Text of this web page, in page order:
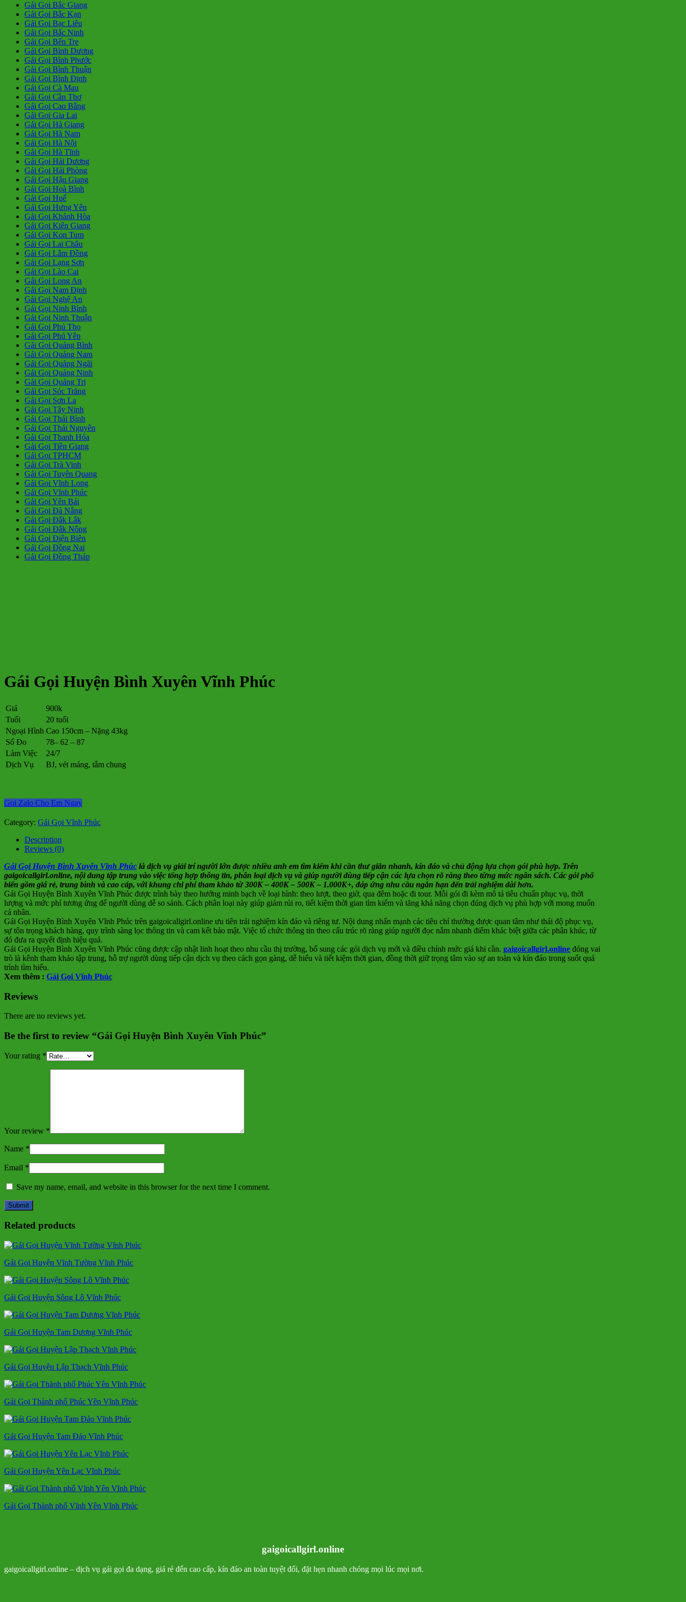
Gái Gọi Bắc Giang
Gái Gọi Bắc Kạn
Gái Gọi Bạc Liêu
Gái Gọi Bắc Ninh
Gái Gọi Bến Tre
Gái Gọi Bình Dương
Gái Gọi Bình Phước
Gái Gọi Bình Thuận
Gái Gọi Bình Định
Gái Gọi Cà Mau
Gái Gọi Cần Thơ
Gái Gọi Cao Bằng
Gái Gọi Gia Lai
Gái Gọi Hà Giang
Gái Gọi Hà Nam
Gái Gọi Hà Nội
Gái Gọi Hà Tĩnh
Gái Gọi Hải Dương
Gái Gọi Hải Phòng
Gái Gọi Hậu Giang
Gái Gọi Hoà Bình
Gái Gọi Huế
Gái Gọi Hưng Yên
Gái Gọi Khánh Hòa
Gái Gọi Kiên Giang
Gái Gọi Kon Tum
Gái Gọi Lai Châu
Gái Gọi Lâm Đồng
Gái Gọi Lạng Sơn
Gái Gọi Lào Cai
Gái Gọi Long An
Gái Gọi Nam Định
Gái Gọi Nghệ An
Gái Gọi Ninh Bình
Gái Gọi Ninh Thuận
Gái Gọi Phú Thọ
Gái Gọi Phú Yên
Gái Gọi Quảng Bình
Gái Gọi Quảng Nam
Gái Gọi Quảng Ngãi
Gái Gọi Quảng Ninh
Gái Gọi Quảng Trị
Gái Gọi Sóc Trăng
Gái Gọi Sơn La
Gái Gọi Tây Ninh
Gái Gọi Thái Bình
Gái Gọi Thái Nguyên
Gái Gọi Thanh Hóa
Gái Gọi Tiền Giang
Gái Gọi TPHCM
Gái Gọi Trà Vinh
Gái Gọi Tuyên Quang
Gái Gọi Vĩnh Long
Gái Gọi Vĩnh Phúc
Gái Gọi Yên Bái
Gái Gọi Đà Nẵng
Gái Gọi Đắk Lắk
Gái Gọi Đắk Nông
Gái Gọi Điện Biên
Gái Gọi Đồng Nai
Gái Gọi Đồng Tháp
Gái Gọi Huyện Bình Xuyên Vĩnh Phúc
Giá
900k
Tuổi
20 tuổi
Ngoại Hình Cao 150cm – Nặng 43kg
Số Đo
78– 62 – 87
Làm Việc
24/7
Dịch Vụ
BJ, vét máng, tắm chung
Gọi Zalo Cho Em Ngay
Category: Gái Gọi Vĩnh Phúc
Description
Reviews (0)
Gái Gọi Huyện Bình Xuyên Vĩnh Phúc là dịch vụ giải trí người lớn được nhiều anh em tìm kiếm khi cần thư giãn nhanh, kín đáo và chủ động lựa chọn gói phù hợp. Trên
gaigoicallgirl.online, nội dung tập trung vào việc tổng hợp thông tin, phân loại dịch vụ và giúp người dùng tiếp cận các lựa chọn rõ ràng theo từng mức ngân sách. Các gói phổ
biến gồm giá rẻ, trung bình và cao cấp, với khung chi phí tham khảo từ 300K – 400K – 500K – 1.000K+, đáp ứng nhu cầu ngắn hạn đến trải nghiệm dài hơn.
Gái Gọi Huyện Bình Xuyên Vĩnh Phúc được trình bày theo hướng minh bạch về loại hình: theo lượt, theo giờ, qua đêm hoặc đi tour. Mỗi gói đi kèm mô tả tiêu chuẩn phục vụ, thời
lượng và mức phí tương ứng để người dùng dễ so sánh. Cách phân loại này giúp giảm rủi ro, tiết kiệm thời gian tìm kiếm và tăng khả năng chọn đúng dịch vụ phù hợp với mong muốn
cá nhân.
Gái Gọi Huyện Bình Xuyên Vĩnh Phúc trên gaigoicallgirl.online ưu tiên trải nghiệm kín đáo và riêng tư. Nội dung nhấn mạnh các tiêu chí thường được quan tâm như thái độ phục vụ,
sự tôn trọng khách hàng, quy trình sàng lọc thông tin và cam kết bảo mật. Việc tổ chức thông tin theo cấu trúc rõ ràng giúp người đọc nắm nhanh điểm khác biệt giữa các phân khúc, từ
đó đưa ra quyết định hiệu quả.
Gái Gọi Huyện Bình Xuyên Vĩnh Phúc cũng được cập nhật linh hoạt theo nhu cầu thị trường, bổ sung các gói dịch vụ mới và điều chỉnh mức giá khi cần. gaigoicallgirl.online đóng vai
trò là kênh tham khảo tập trung, hỗ trợ người dùng tiếp cận dịch vụ theo cách gọn gàng, dễ hiểu và tiết kiệm thời gian, đồng thời giữ trọng tâm vào sự an toàn và kín đáo trong suốt quá
trình tìm hiểu.
Xem thêm : Gái Gọi Vĩnh Phúc
Reviews
There are no reviews yet.
Be the first to review “Gái Gọi Huyện Bình Xuyên Vĩnh Phúc”
Your rating *
Your review *
Name *
Email *
Save my name, email, and website in this browser for the next time I comment.
Related products
Gái Gọi Huyện Vĩnh Tường Vĩnh Phúc
Gái Gọi Huyện Sông Lô Vĩnh Phúc
Gái Gọi Huyện Tam Dương Vĩnh Phúc
Gái Gọi Huyện Lập Thạch Vĩnh Phúc
Gái Gọi Thành phố Phúc Yên Vĩnh Phúc
Gái Gọi Huyện Tam Đảo Vĩnh Phúc
Gái Gọi Huyện Yên Lạc Vĩnh Phúc
Gái Gọi Thành phố Vĩnh Yên Vĩnh Phúc
gaigoicallgirl.online
gaigoicallgirl.online – dịch vụ gái gọi đa dạng, giá rẻ đến cao cấp, kín đáo an toàn tuyệt đối, đặt hẹn nhanh chóng mọi lúc mọi nơi.